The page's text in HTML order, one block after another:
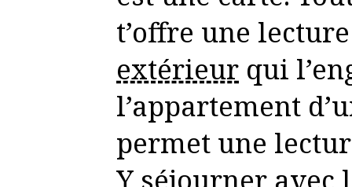
t’offre une lecture
extérieur qui
l’appartement
permet une
Y séjourner